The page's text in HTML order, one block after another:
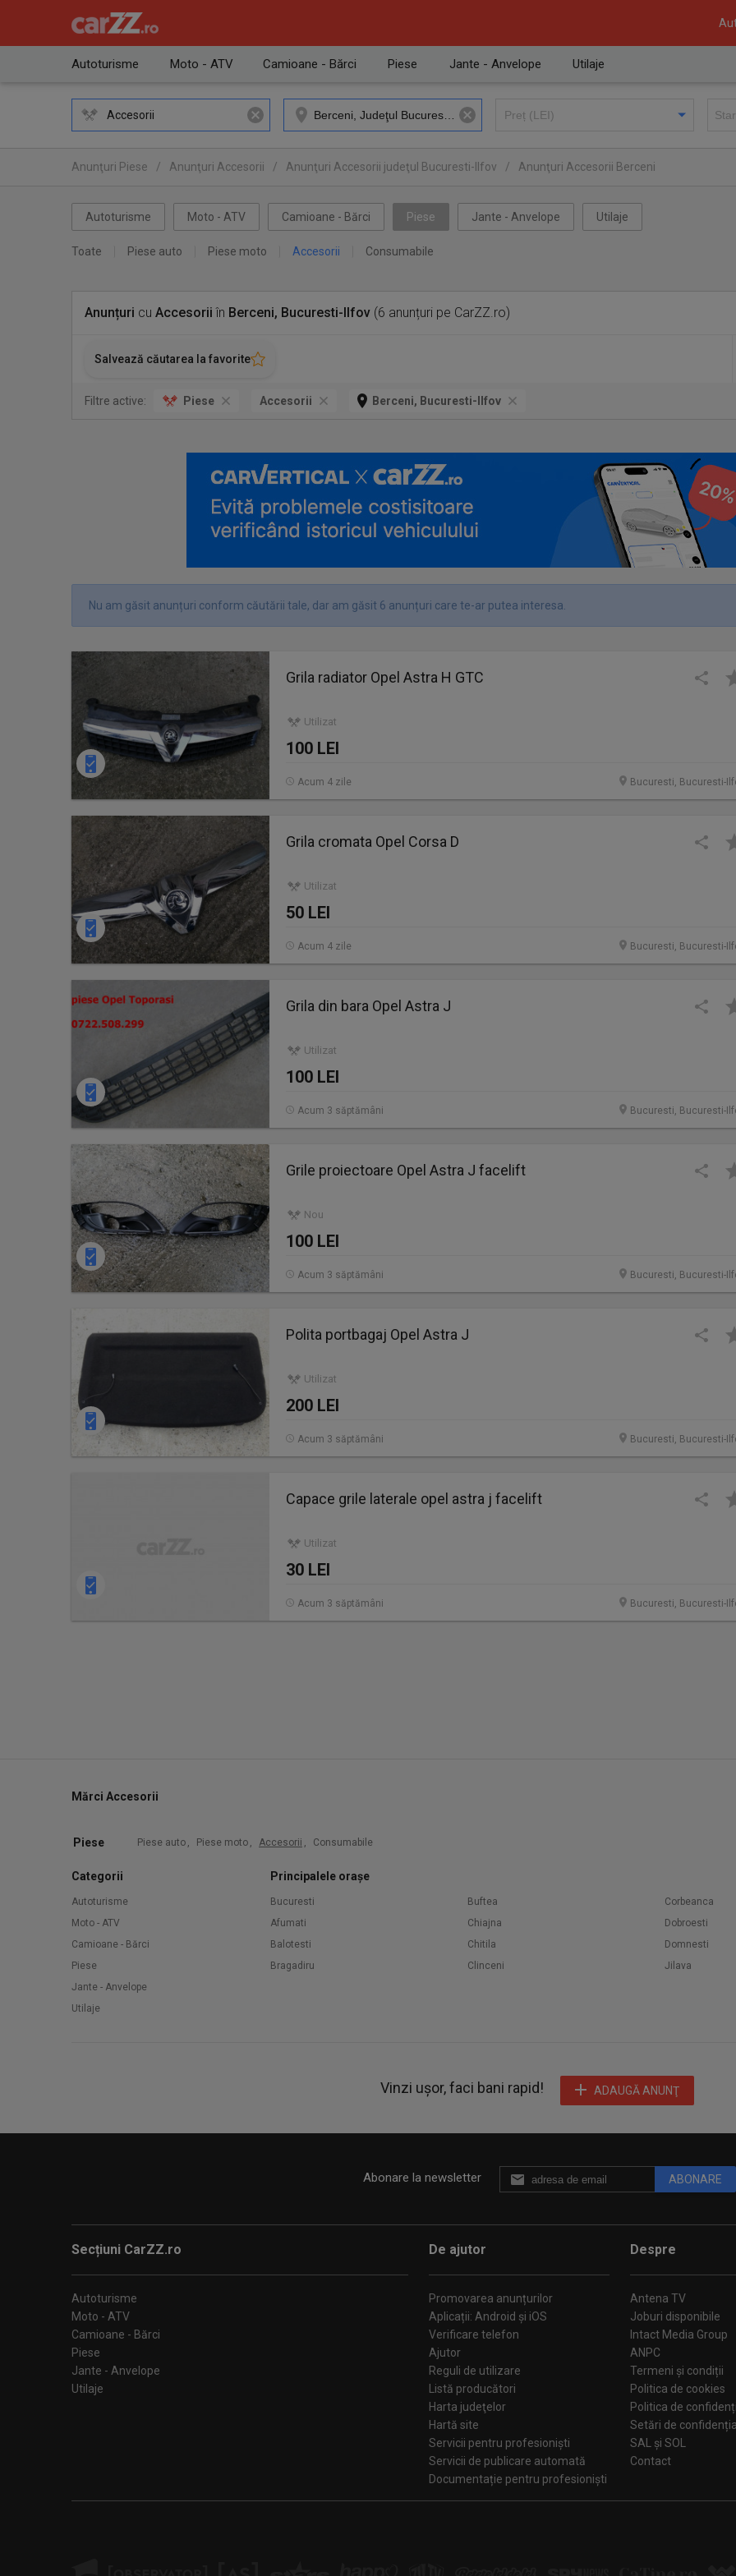
Autoturisme Moto - ATV Camioane - Bărci Piese Jante - Anvelope Utilaje
Accesorii
Anunţuri Piese / Anunţuri Accesorii / Anunţuri Accesorii judeţul Bucuresti-Ilfov / Anunţuri Accesorii Berceni
Autoturisme Moto - ATV Camioane - Bărci Piese Jante - Anvelope Utilaje
Toate Piese auto Piese moto Accesorii Consumabile
Anunțuri cu Accesorii în Berceni, Bucuresti-Ilfov (6 anunțuri pe CarZZ.ro)
Salvează căutarea la favorite
Filtre active: Piese Accesorii Berceni, Bucuresti-Ilfov
Nu am găsit anunțuri conform căutării tale, dar am găsit 6 anunțuri care te-ar putea interesa.
Grila radiator Opel Astra H GTC
Utilizat
100 LEI
Bucuresti, Bucuresti-
Acum 4 zile
Grila cromata Opel Corsa D
Utilizat
50 LEI
Bucuresti, Bucuresti-
Acum 4 zile
Grila din bara Opel Astra J
Utilizat
100 LEI
Bucuresti, Bucuresti-
Acum 3 săptămâni
Grile proiectoare Opel Astra J facelift
Nou
100 LEI
Bucuresti, Bucuresti-
Acum 3 săptămâni
Polita portbagaj Opel Astra J
Utilizat
200 LEI
Bucuresti, Bucuresti-
Acum 3 săptămâni
Capace grile laterale opel astra j facelift
Utilizat
30 LEI
Bucuresti, Bucuresti-
Acum 3 săptămâni
Mărci Accesorii
Piese Piese auto , Piese moto , Accesorii , Consumabile
Categorii
Autoturisme
Moto - ATV
Camioane - Bărci
Piese
Jante - Anvelope
Utilaje
Principalele orașe
Bucuresti
Afumati
Balotesti
Bragadiru
Buftea
Chiajna
Chitila
Clinceni
Corbeanca
Dobroesti
Domnesti
Jilava
Vinzi ușor, faci bani rapid! ADAUGĂ ANUNŢ
Abonare la newsletter ABONARE
Secțiuni CarZZ.ro
Autoturisme
Moto - ATV
Camioane - Bărci
Piese
Jante - Anvelope
Utilaje
De ajutor
Promovarea anunțurilor
Aplicații: Android și iOS
Verificare telefon
Ajutor
Reguli de utilizare
Listă producători
Harta judeţelor
Hartă site
Servicii pentru profesioniști
Servicii de publicare automată
Documentație pentru profesioniști
Despre
Antena TV
Joburi disponibile
Intact Media Group
ANPC
Termeni și condiții
Politica de cookies
Politica de
Setări de
SAL și SOL
Contact